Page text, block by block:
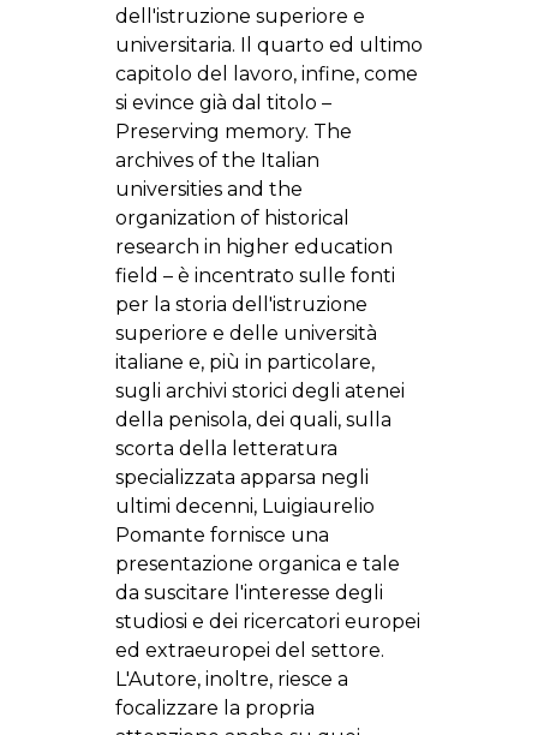
dell'istruzione superiore e
universitaria. Il quarto ed ultimo
capitolo del lavoro, infine, come
si evince già dal titolo –
Preserving memory. The
archives of the Italian
universities and the
organization of historical
research in higher education
field – è incentrato sulle fonti
per la storia dell'istruzione
superiore e delle università
italiane e, più in particolare,
sugli archivi storici degli atenei
della penisola, dei quali, sulla
scorta della letteratura
specializzata apparsa negli
ultimi decenni, Luigiaurelio
Pomante fornisce una
presentazione organica e tale
da suscitare l'interesse degli
studiosi e dei ricercatori europei
ed extraeuropei del settore.
L'Autore, inoltre, riesce a
focalizzare la propria